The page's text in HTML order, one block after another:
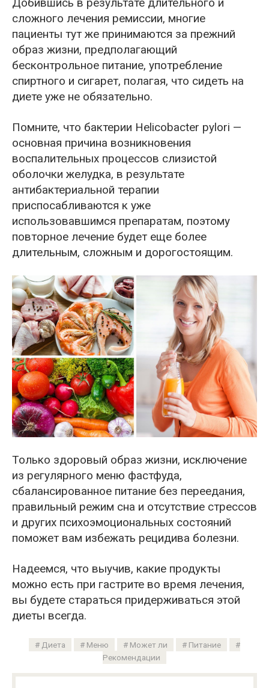
Добившись в результате длительного и
сложного лечения ремиссии, многие
пациенты тут же принимаются за прежний
образ жизни, предполагающий
бесконтрольное питание, употребление
спиртного и сигарет, полагая, что сидеть на
диете уже не обязательно.
Помните, что бактерии Helicobacter pylori —
основная причина возникновения
воспалительных процессов слизистой
оболочки желудка, в результате
антибактериальной терапии
приспосабливаются к уже
использовавшимся препаратам, поэтому
повторное лечение будет еще более
длительным, сложным и дорогостоящим.
Только здоровый образ жизни, исключение
из регулярного меню фастфуда,
сбалансированное питание без переедания,
правильный режим сна и отсутствие стрессов
и других психоэмоциональных состояний
поможет вам избежать рецидива болезни.
Надеемся, что выучив, какие продукты
можно есть при гастрите во время лечения,
вы будете стараться придерживаться этой
диеты всегда.
Диета Меню Может ли
Питание
Рекомендации